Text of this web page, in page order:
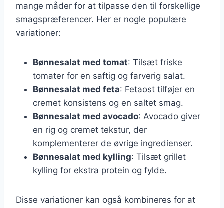
mange måder for at tilpasse den til forskellige
smagspræferencer. Her er nogle populære
variationer:
Bønnesalat med tomat: Tilsæt friske
tomater for en saftig og farverig salat.
Bønnesalat med feta: Fetaost tilføjer en
cremet konsistens og en saltet smag.
Bønnesalat med avocado: Avocado giver
en rig og cremet tekstur, der
komplementerer de øvrige ingredienser.
Bønnesalat med kylling: Tilsæt grillet
kylling for ekstra protein og fylde.
Disse variationer kan også kombineres for at